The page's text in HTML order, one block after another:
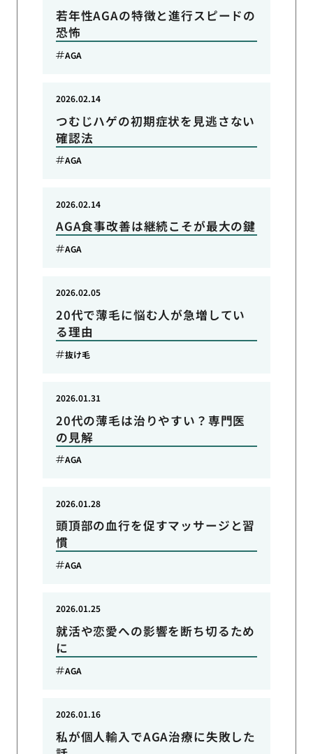
若年性AGAの特徴と進行スピードの
恐怖
AGA
つむじハゲの初期症状を見逃さない
確認法
2026.02.14
AGA
AGA食事改善は継続こそが最大の鍵
2026.02.14
AGA
20代で薄毛に悩む人が急増してい
る理由
2026.02.05
抜け毛
20代の薄毛は治りやすい？専門医
の見解
2026.01.31
AGA
頭頂部の血行を促すマッサージと習
慣
2026.01.28
AGA
就活や恋愛への影響を断ち切るため
に
2026.01.25
AGA
私が個人輸入でAGA治療に失敗した
2026.01.16